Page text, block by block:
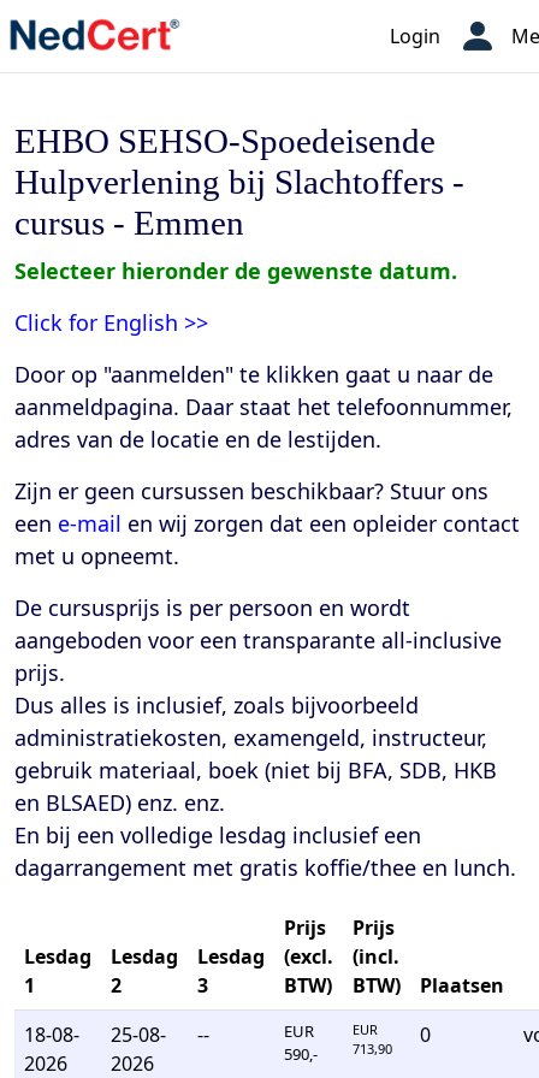
Login
EHBO SEHSO-Spoedeisende
Hulpverlening bij Slachtoffers -
cursus - Emmen
Selecteer hieronder de gewenste datum.
Click for English >>
Door op "aanmelden" te klikken gaat u naar de
aanmeldpagina. Daar staat het telefoonnummer,
adres van de locatie en de lestijden.
Zijn er geen cursussen beschikbaar? Stuur ons
een e-mail en wij zorgen dat een opleider contact
met u opneemt.
De cursusprijs is per persoon en wordt
aangeboden voor een transparante all-inclusive
prijs.
Dus alles is inclusief, zoals bijvoorbeeld
administratiekosten, examengeld, instructeur,
gebruik materiaal, boek (niet bij BFA, SDB, HKB
en BLSAED) enz. enz.
En bij een volledige lesdag inclusief een
dagarrangement met gratis koffie/thee en lunch.
Lesdag
1
Lesdag
2
Lesdag
3
Prijs
(excl.
BTW)
Prijs
(incl.
BTW)
Plaatsen
18-08-
2026
25-08-
2026
--
EUR
590,-
EUR
713,90
0